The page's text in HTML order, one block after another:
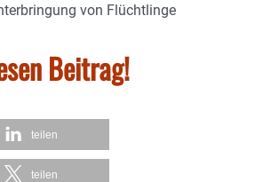
von Flüchtlinge
Beitrag!
teilen
teilen